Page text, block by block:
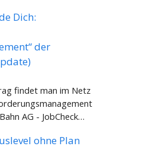
Dich:
der
findet man im Netz
AG - JobCheck…
ohne Plan